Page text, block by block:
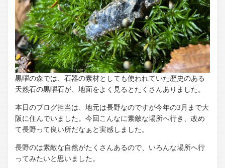
黒曜の森では、石器の素材としても使われていた歴史のある
天然石の黒曜石が、地面をよく見るとたくさんありました。
本日のブログ担当は、地元は長野なのですが今年の3月まで大
阪に住んでいました。今回こんなに素敵な場所へ行き、改め
て長野って良い所だなぁと実感しました。
長野のは素敵な自然がたくさんあるので、いろんな場所へ行
ってみたいと思いました。